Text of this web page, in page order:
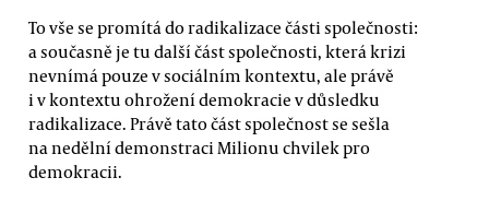
To vše se promítá do radikalizace části společnosti:
a současně je tu další část společnosti, která krizi
nevnímá pouze v sociálním kontextu, ale právě
i v kontextu ohrožení demokracie v důsledku
radikalizace. Právě tato část společnost se sešla
na nedělní demonstraci Milionu chvilek pro
demokracii.